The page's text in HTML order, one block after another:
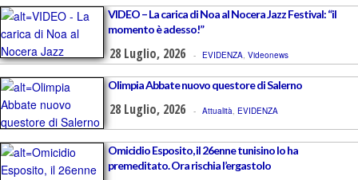
VIDEO – La carica di Noa al Nocera Jazz Festival: “il
momento è adesso!”
28 Luglio, 2026 - EVIDENZA, Videonews
Olimpia Abbate nuovo questore di Salerno
28 Luglio, 2026 - Attualità, EVIDENZA
Omicidio Esposito, il 26enne tunisino lo ha
premeditato. Ora rischia l’ergastolo